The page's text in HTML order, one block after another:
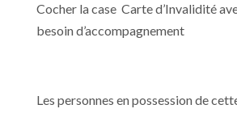
Cocher la case Carte d’Invalidité
besoin d’accompagnement
Les personnes en possession de